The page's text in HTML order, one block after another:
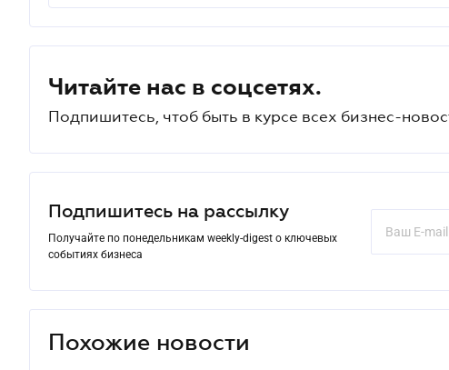
Читайте нас в соцсетях.
Подпишитесь, чтоб быть в курсе всех бизнес-
Подпишитесь на рассылку
Получайте по понедельникам weekly-digest о ключевых
событиях бизнеса
Похожие новости